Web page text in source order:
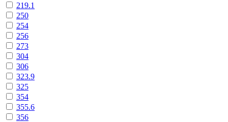
219.1
250
254
256
273
304
306
323.9
325
354
355.6
356